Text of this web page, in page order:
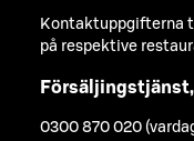
Kontaktuppgifterna
på respektive
0300 870 020